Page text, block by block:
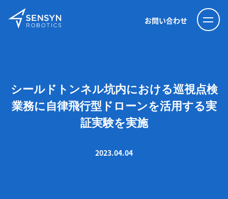
お問い合わせ
シールドトンネル坑内における巡視点検
業務に自律飛行型ドローンを活用する実
証実験を実施
2023.04.04